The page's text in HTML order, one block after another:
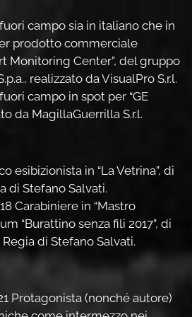
campo sia in italiano che in
prodotto commerciale
Monitoring Center”, del gruppo
realizzato da VisualPro S.r.l.
campo in spot per “GE
da MagillaGuerrilla S.r.l.
esibizionista in “La Vetrina”, di
di Stefano Salvati.
Carabiniere in “Mastro
“Burattino senza fili 2017”, di
di Stefano Salvati.
Protagonista (nonché autore)